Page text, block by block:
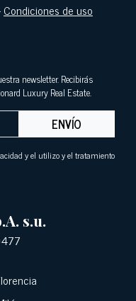
Condiciones de uso
newsletter. Recibirás
Luxury Real Estate.
ENVÍO
y el utilizo y el tratamiento
s.u.